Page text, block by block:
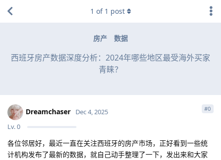
房产 数据
西班牙房产数据深度分析：2024年哪些地区最受海外买家
青睐？
1 of 1 post
Dreamchaser
Lv.0
Dec 4, 2025 #0
各位邻居好，最近一直在关注西班牙的房产市场，正好看到一些统
计机构发布了最新的数据，就自己动手整理了一下，发出来和大家